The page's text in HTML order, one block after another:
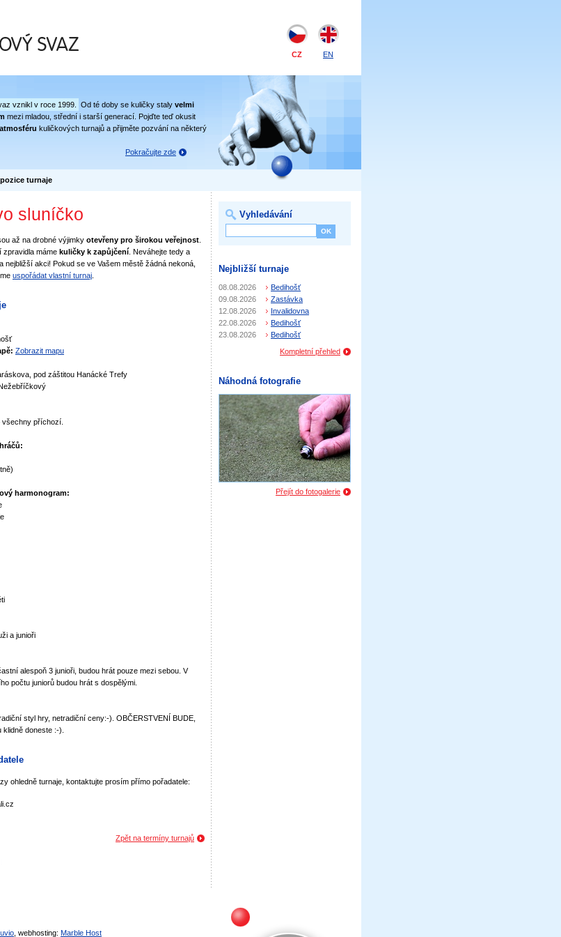
CZ EN
vznikl v roce 1999. Od té doby se kuličky staly velmi
mezi mladou, střední i starší generací. Pojďte teď okusit
kuličkových turnajů a přijměte pozvání na některý
Pokračujte zde
turnaje
sluníčko
až na drobné výjimky otevřeny pro širokou veřejnost
zpravidla máme kuličky k zapůjčení . Neváhejte tedy a
nejbližší akci! Pokud se ve Vašem městě žádná nekoná,
uspořádat vlastní turnaj
Zobrazit mapu
pod záštitou Hanácké Trefy
všechny příchozí.
harmonogram:
a junioři
alespoň 3 junioři, budou hrát pouze mezi sebou. V
počtu juniorů budou hrát s dospělými.
styl hry, netradiční ceny:-). OBČERSTVENÍ BUDE,
doneste :-).
ohledně turnaje, kontaktujte prosím přímo pořadatele:
Zpět na termíny turnajů
Vyhledávání
Nejbližší turnaje
08.08.2026
Bedihošť
09.08.2026
Zastávka
12.08.2026
Invalidovna
22.08.2026
Bedihošť
23.08.2026
Bedihošť
Kompletní přehled
Náhodná fotografie
Přejít do fotogalerie
, webhosting: Marble Host